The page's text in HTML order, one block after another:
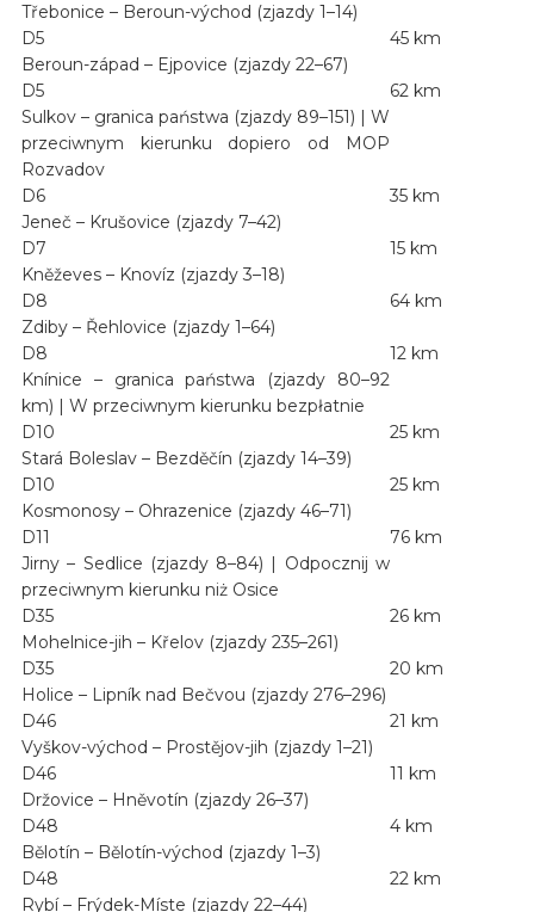
Třebonice – Beroun-východ (zjazdy 1–14)
D5
Beroun-západ – Ejpovice (zjazdy 22–67)
45 km
D5
Sulkov – granica państwa (zjazdy 89–151) | W
przeciwnym kierunku dopiero od MOP
Rozvadov
62 km
D6
Jeneč – Krušovice (zjazdy 7–42)
35 km
D7
Kněževes – Knovíz (zjazdy 3–18)
15 km
D8
Zdiby – Řehlovice (zjazdy 1–64)
64 km
D8
Knínice – granica państwa (zjazdy 80–92
km) | W przeciwnym kierunku bezpłatnie
12 km
D10
Stará Boleslav – Bezděčín (zjazdy 14–39)
25 km
D10
Kosmonosy – Ohrazenice (zjazdy 46–71)
25 km
D11
Jirny – Sedlice (zjazdy 8–84) | Odpocznij w
przeciwnym kierunku niż Osice
76 km
D35
Mohelnice-jih – Křelov (zjazdy 235–261)
26 km
D35
Holice – Lipník nad Bečvou (zjazdy 276–296)
20 km
D46
Vyškov-východ – Prostějov-jih (zjazdy 1–21)
21 km
D46
Držovice – Hněvotín (zjazdy 26–37)
11 km
D48
Bělotín – Bělotín-východ (zjazdy 1–3)
4 km
D48
Rybí – Frýdek-Míste (zjazdy 22–44)
22 km